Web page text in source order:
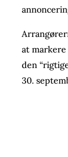
at
den
30.